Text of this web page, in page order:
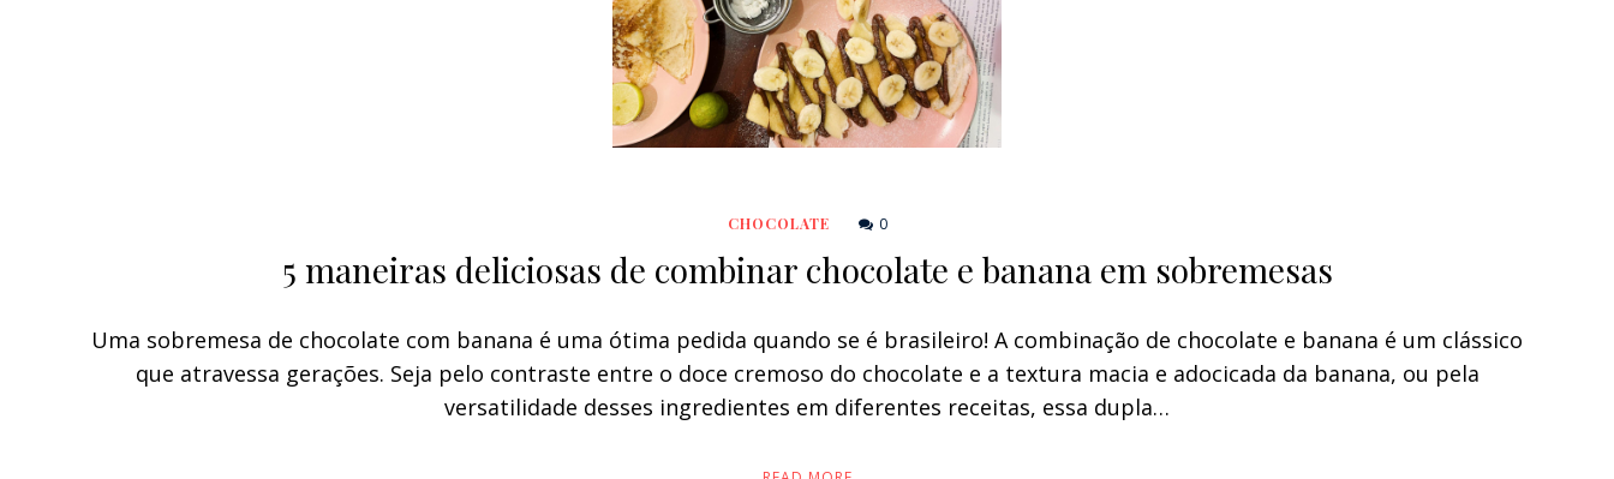
CHOCOLATE 0
5 maneiras deliciosas de combinar chocolate e banana em sobremesas
Uma sobremesa de chocolate com banana é uma ótima pedida quando se é brasileiro! A combinação de chocolate e banana é um clássico
que atravessa gerações. Seja pelo contraste entre o doce cremoso do chocolate e a textura macia e adocicada da banana, ou pela
versatilidade desses ingredientes em diferentes receitas, essa dupla…